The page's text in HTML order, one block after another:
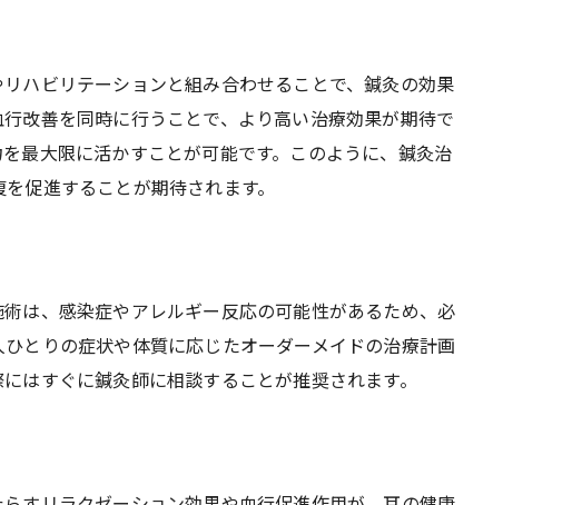
ハビリテーションと組み合わせることで、鍼灸の効果
改善を同時に行うことで、より高い治療効果が期待で
最大限に活かすことが可能です。このように、鍼灸治
促進することが期待されます。
は、感染症やアレルギー反応の可能性があるため、必
とりの症状や体質に応じたオーダーメイドの治療計画
はすぐに鍼灸師に相談することが推奨されます。